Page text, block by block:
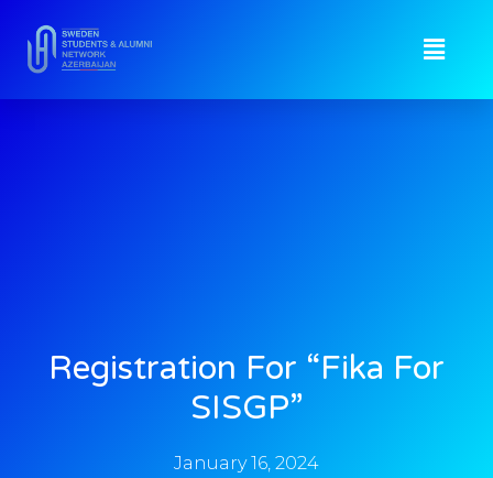
Registration For “Fika For
SISGP”
January 16, 2024